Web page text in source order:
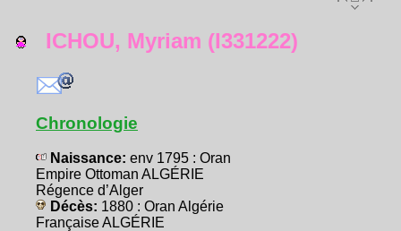
ICHOU, Myriam (I331222)
Chronologie
Naissance: env 1795 : Oran
Empire Ottoman ALGÉRIE
Régence d’Alger
Décès: 1880 : Oran Algérie
Française ALGÉRIE